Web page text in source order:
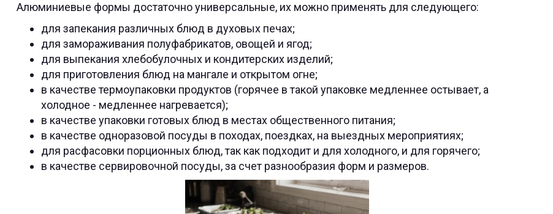
Алюминиевые формы достаточно универсальные, их можно применять для следующего:
для запекания различных блюд в духовых печах;
для замораживания полуфабрикатов, овощей и ягод;
для выпекания хлебобулочных и кондитерских изделий;
для приготовления блюд на мангале и открытом огне;
в качестве термоупаковки продуктов (горячее в такой упаковке медленнее остывает, а
холодное - медленнее нагревается);
в качестве упаковки готовых блюд в местах общественного питания;
в качестве одноразовой посуды в походах, поездках, на выездных мероприятиях;
для расфасовки порционных блюд, так как подходит и для холодного, и для горячего;
в качестве сервировочной посуды, за счет разнообразия форм и размеров.